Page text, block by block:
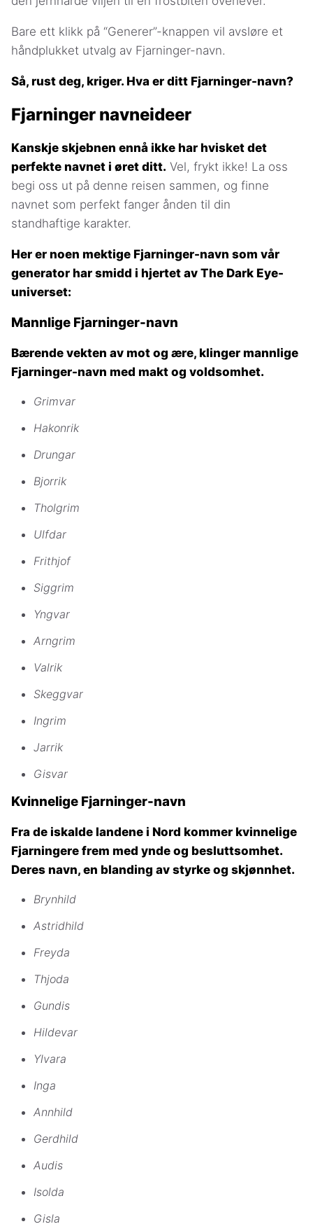
Bare ett klikk på “Generer”-knappen vil avsløre et
håndplukket utvalg av Fjarninger-navn.
Så, rust deg, kriger. Hva er ditt Fjarninger-navn?
Fjarninger navneideer
Kanskje skjebnen ennå ikke har hvisket det
perfekte navnet i øret ditt. Vel, frykt ikke! La oss
begi oss ut på denne reisen sammen, og finne
navnet som perfekt fanger ånden til din
standhaftige karakter.
Her er noen mektige Fjarninger-navn som vår
generator har smidd i hjertet av The Dark Eye-
universet:
Mannlige Fjarninger-navn
Bærende vekten av mot og ære, klinger mannlige
Fjarninger-navn med makt og voldsomhet.
Grimvar
Hakonrik
Drungar
Bjorrik
Tholgrim
Ulfdar
Frithjof
Siggrim
Yngvar
Arngrim
Valrik
Skeggvar
Ingrim
Jarrik
Gisvar
Kvinnelige Fjarninger-navn
Fra de iskalde landene i Nord kommer kvinnelige
Fjarningere frem med ynde og besluttsomhet.
Deres navn, en blanding av styrke og skjønnhet.
Brynhild
Astridhild
Freyda
Thjoda
Gundis
Hildevar
Ylvara
Inga
Annhild
Gerdhild
Audis
Isolda
Gisla